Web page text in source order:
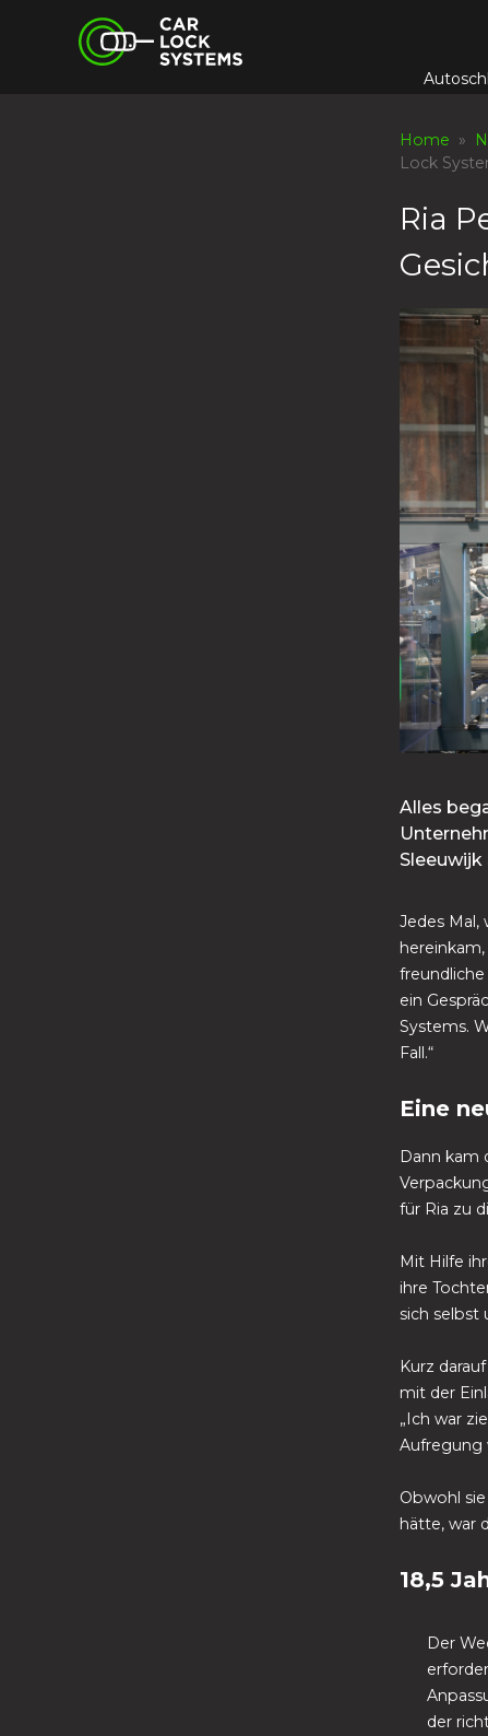
Car Lock Systems
Home »
Lock
Ria
Alles
Jedes Mal,
ein
Systems.
Fall.“
Eine
Dann kam
für Ria zu
Mit Hilfe
ihre
sich selbst
Kurz
mit der
„Ich war
Aufregung
Obwohl
hätte, war
18,5
Der
der